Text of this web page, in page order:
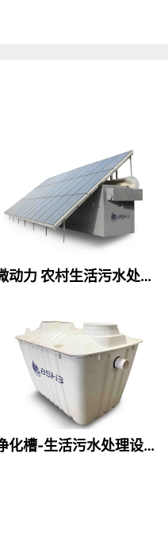
微动力 农村生活污水处理设备
净化槽-生活污水处理设备